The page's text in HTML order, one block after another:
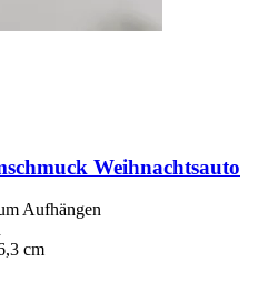
Weihnachtsauto
Aufhängen
cm